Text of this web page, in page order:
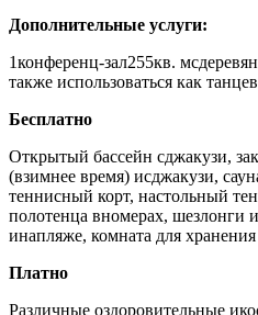
Дополнительные услуги:
1конференц-зал255кв.
также использоваться как
Бесплатно
Открытый бассейн сджакузи,
(взимнее время) исджакузи,
теннисный корт, настольный
полотенца вномерах, шезлонги
инапляже, комната для
Платно
Различные оздоровительные